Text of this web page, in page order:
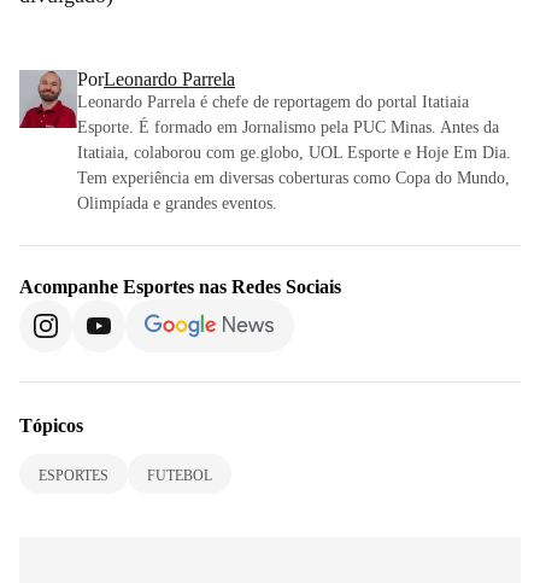
PorLeonardo Parrela
Leonardo Parrela é chefe de reportagem do portal Itatiaia
Esporte. É formado em Jornalismo pela PUC Minas. Antes da
Itatiaia, colaborou com ge.globo, UOL Esporte e Hoje Em Dia.
Tem experiência em diversas coberturas como Copa do Mundo,
Olimpíada e grandes eventos.
Acompanhe Esportes nas Redes Sociais
Tópicos
ESPORTES FUTEBOL